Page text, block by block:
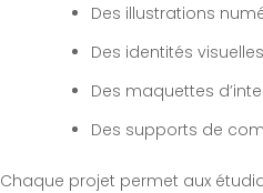
Des illustrations
Des identités
Des maquettes
Des supports de
Chaque projet permet aux